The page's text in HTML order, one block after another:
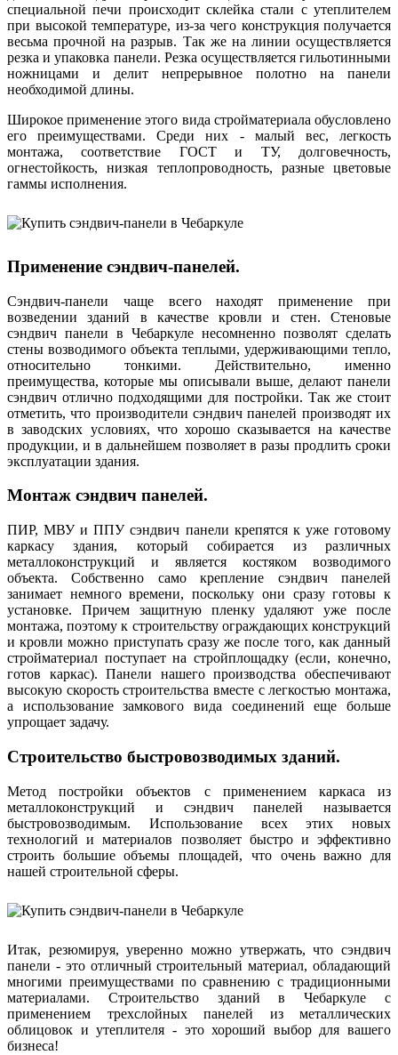
специальной печи происходит склейка стали с утеплителем
при высокой температуре, из-за чего конструкция получается
весьма прочной на разрыв. Так же на линии осуществляется
резка и упаковка панели. Резка осуществляется гильотинными
ножницами и делит непрерывное полотно на панели
необходимой длины.
Широкое применение этого вида стройматериала обусловлено
его преимуществами. Среди них - малый вес, легкость
монтажа, соответствие ГОСТ и ТУ, долговечность,
огнестойкость, низкая теплопроводность, разные цветовые
гаммы исполнения.
Применение сэндвич-панелей.
Сэндвич-панели чаще всего находят применение при
возведении зданий в качестве кровли и стен. Стеновые
сэндвич панели в Чебаркуле несомненно позволят сделать
стены возводимого объекта теплыми, удерживающими тепло,
относительно тонкими. Действительно, именно
преимущества, которые мы описывали выше, делают панели
сэндвич отлично подходящими для постройки. Так же стоит
отметить, что производители сэндвич панелей производят их
в заводских условиях, что хорошо сказывается на качестве
продукции, и в дальнейшем позволяет в разы продлить сроки
эксплуатации здания.
Монтаж сэндвич панелей.
ПИР, МВУ и ППУ сэндвич панели крепятся к уже готовому
каркасу здания, который собирается из различных
металлоконструкций и является костяком возводимого
объекта. Собственно само крепление сэндвич панелей
занимает немного времени, поскольку они сразу готовы к
установке. Причем защитную пленку удаляют уже после
монтажа, поэтому к строительству ограждающих конструкций
и кровли можно приступать сразу же после того, как данный
стройматериал поступает на стройплощадку (если, конечно,
готов каркас). Панели нашего производства обеспечивают
высокую скорость строительства вместе с легкостью монтажа,
а использование замкового вида соединений еще больше
упрощает задачу.
Строительство быстровозводимых зданий.
Метод постройки объектов с применением каркаса из
металлоконструкций и сэндвич панелей называется
быстровозводимым. Использование всех этих новых
технологий и материалов позволяет быстро и эффективно
строить большие объемы площадей, что очень важно для
нашей строительной сферы.
Итак, резюмируя, уверенно можно утвержать, что сэндвич
панели - это отличный строительный материал, обладающий
многими преимуществами по сравнению с традиционными
материалами. Строительство зданий в Чебаркуле с
применением трехслойных панелей из металлических
облицовок и утеплителя - это хороший выбор для вашего
бизнеса!